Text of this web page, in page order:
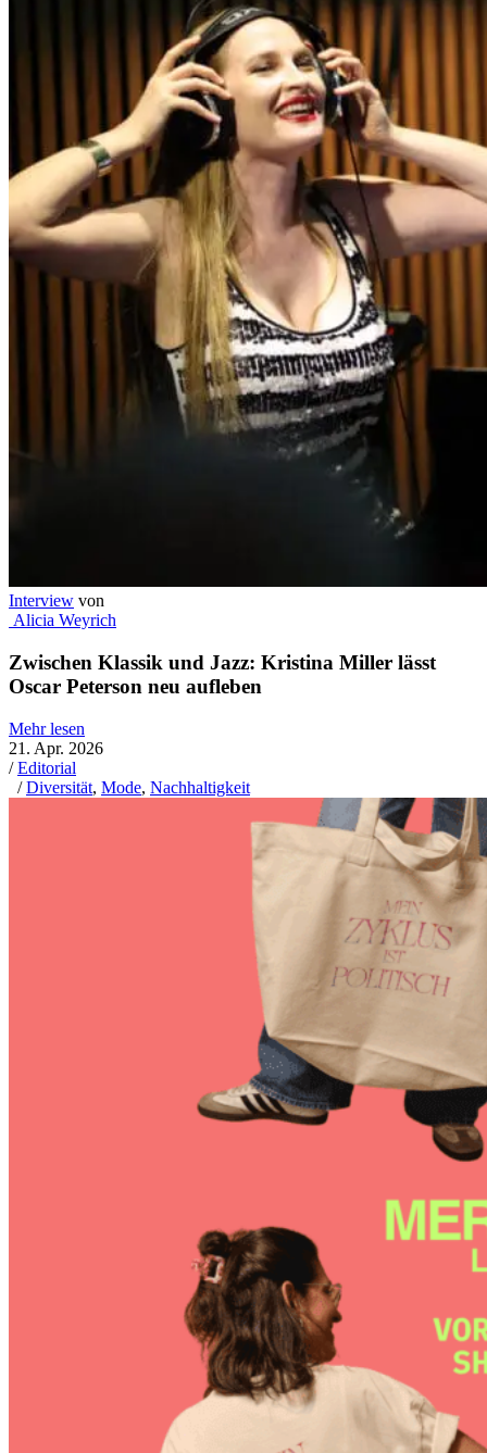
Interview von
Alicia Weyrich
Zwischen Klassik und Jazz: Kristina Miller lässt
Oscar Peterson neu aufleben
Mehr lesen
21. Apr. 2026
/Editorial
/Diversität, Mode, Nachhaltigkeit